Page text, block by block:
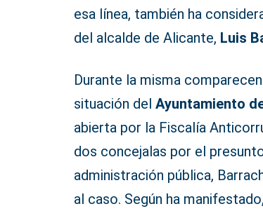
esa línea, también ha
del alcalde de Alicante, Luis
Durante la misma
situación delAyuntamiento
abierta por la Fiscalía
dos concejalas por el
administración pública,
al caso. Según ha